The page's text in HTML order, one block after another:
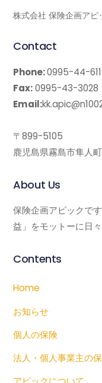
株式会社 保険企画アピ
Contact
Phone:0995-44-
Fax:0995-43-3028
Email:
〒899-5105
鹿児島県霧島市隼人
About Us
保険企画アピックで
益」をモットーに日
Contents
Home
お知らせ
個人の保険
法人・個人事業主の